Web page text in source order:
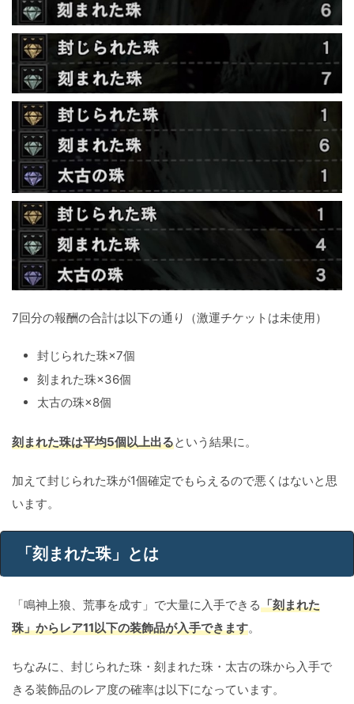
7回分の報酬の合計は以下の通り（激運チケットは未使用）
封じられた珠×7個
刻まれた珠×36個
太古の珠×8個
刻まれた珠は平均5個以上出るという結果に。
加えて封じられた珠が1個確定でもらえるので悪くはないと思
います。
「刻まれた珠」とは
「鳴神上狼、荒事を成す」で大量に入手できる「刻まれた
珠」からレア11以下の装飾品が入手できます。
ちなみに、封じられた珠・刻まれた珠・太古の珠から入手で
きる装飾品のレア度の確率は以下になっています。